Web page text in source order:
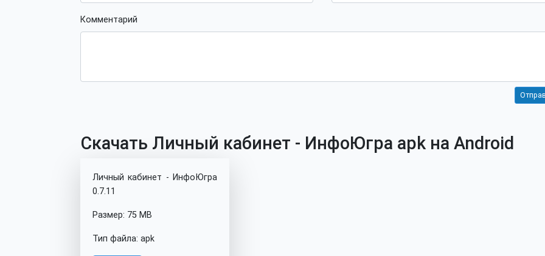
Комментарий
Скачать Личный кабинет - ИнфоЮгра apk на Android
Личный кабинет - ИнфоЮгра
0.7.11
Размер: 75 MB
Тип файла: apk